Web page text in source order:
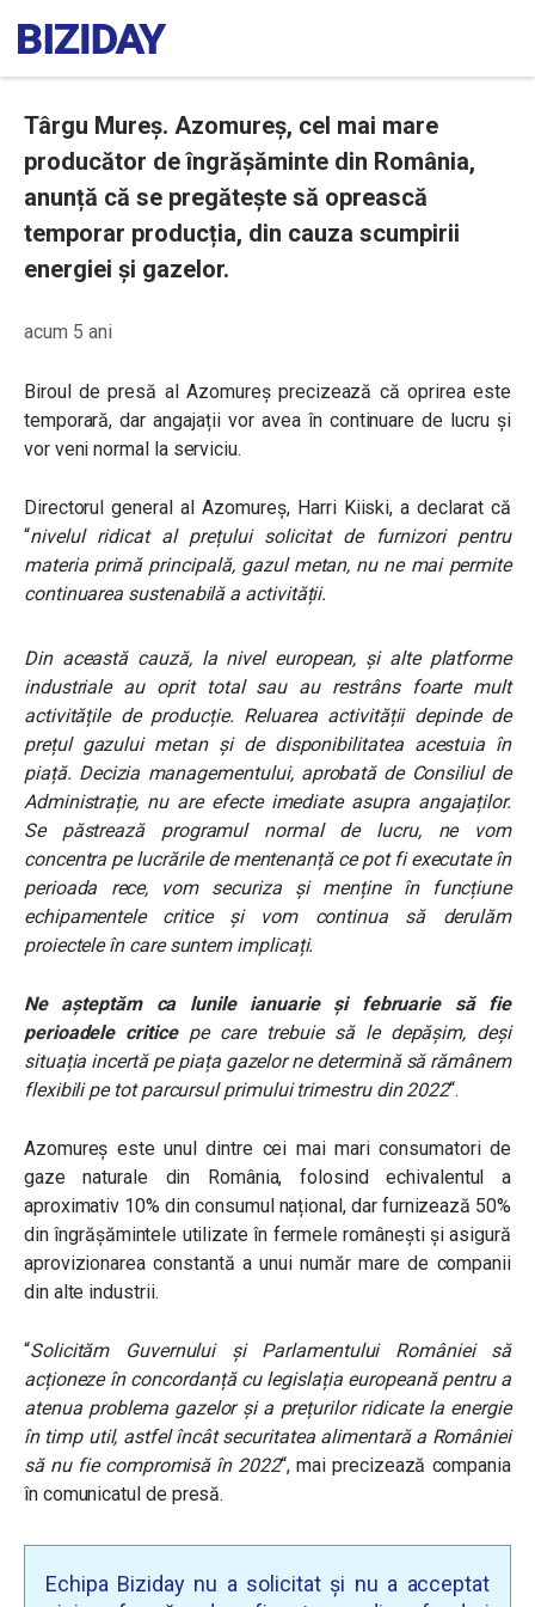
Târgu Mureș. Azomureș, cel mai mare
producător de îngrășăminte din România,
anunță că se pregătește să oprească
temporar producția, din cauza scumpirii
energiei și gazelor.
acum 5 ani
Biroul de presă al Azomureș precizează că oprirea este
temporară, dar angajații vor avea în continuare de lucru și
vor veni normal la serviciu.
Directorul general al Azomureș, Harri Kiiski, a declarat că
“nivelul ridicat al prețului solicitat de furnizori pentru
materia primă principală, gazul metan, nu ne mai permite
continuarea sustenabilă a activității.
Din această cauză, la nivel european, și alte platforme
industriale au oprit total sau au restrâns foarte mult
activitățile de producție. Reluarea activității depinde de
prețul gazului metan și de disponibilitatea acestuia în
piață. Decizia managementului, aprobată de Consiliul de
Administrație, nu are efecte imediate asupra angajaților.
Se păstrează programul normal de lucru, ne vom
concentra pe lucrările de mentenanță ce pot fi executate în
perioada rece, vom securiza și menține în funcțiune
echipamentele critice și vom continua să derulăm
proiectele în care suntem implicați.
Ne așteptăm ca lunile ianuarie și februarie să fie
perioadele criticepe care trebuie să le depășim, deși
situația incertă pe piața gazelorne determină să rămânem
flexibili pe tot parcursul primului trimestru din 2022“.
Azomureș este unul dintre cei mai mari consumatori de
gaze naturale din România, folosind echivalentul a
aproximativ 10% din consumul național, dar furnizează 50%
din îngrășămintele utilizate în fermele românești și asigură
aprovizionarea constantă a unui număr mare de companii
din alte industrii.
“Solicităm Guvernului și Parlamentului României să
acționeze în concordanță cu legislația europeană pentru a
atenua problema gazelor și a prețurilor ridicate la energie
în timp util, astfel încât securitatea alimentară a României
să nu fie compromisă în 2022“, mai precizează compania
în comunicatul de presă.
Echipa Biziday nu a solicitat și nu a acceptat